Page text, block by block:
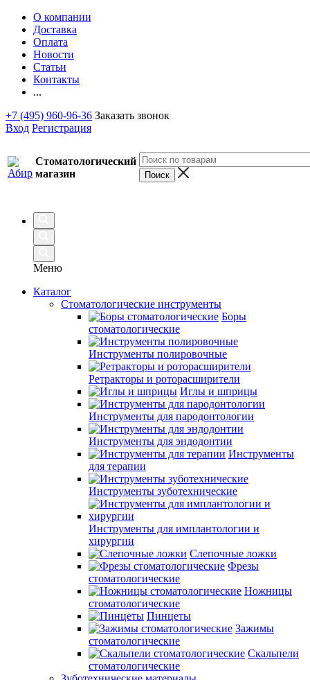
О компании
Доставка
Оплата
Новости
Статьи
Контакты
...
+7 (495) 960-96-36 Заказать звонок
Вход Регистрация
Стоматологический
магазин
Меню
Каталог
Стоматологические инструменты
Боры
стоматологические
Инструменты полировочные
Ретракторы и роторасширители
Иглы и шприцы
Инструменты для пародонтологии
Инструменты для эндодонтии
Инструменты
для терапии
Инструменты зуботехнические
Инструменты для имплантологии и
хирургии
Слепочные ложки
Фрезы
стоматологические
Ножницы
стоматологические
Пинцеты
Зажимы
стоматологические
Скальпели
стоматологические